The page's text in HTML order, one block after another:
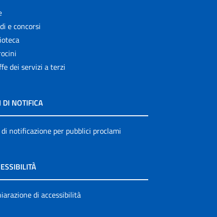
e concorsi
dei servizi a terzi
DI NOTIFICA
notificazione per pubblici proclami
di accessibilità